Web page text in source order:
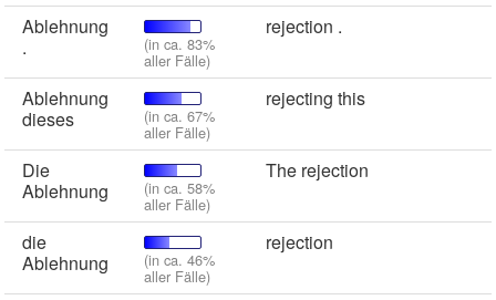
Ablehnung
.
(in ca. 83%
aller Fälle)
rejection .
Ablehnung
dieses
(in ca. 67%
aller Fälle)
rejecting this
Die
Ablehnung
(in ca. 58%
aller Fälle)
The rejection
die
Ablehnung
(in ca. 46%
aller Fälle)
rejection